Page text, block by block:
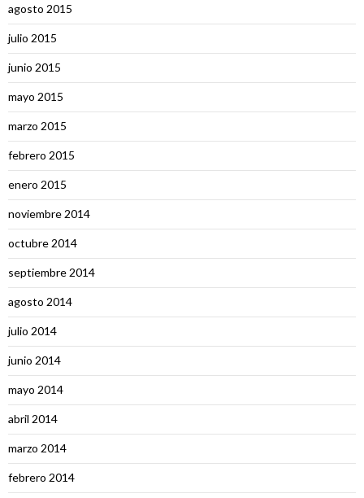
agosto 2015
julio 2015
junio 2015
mayo 2015
marzo 2015
febrero 2015
enero 2015
noviembre 2014
octubre 2014
septiembre 2014
agosto 2014
julio 2014
junio 2014
mayo 2014
abril 2014
marzo 2014
febrero 2014